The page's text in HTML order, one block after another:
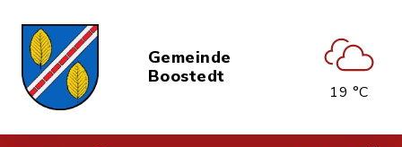
Gemeinde
Boostedt
19 °C